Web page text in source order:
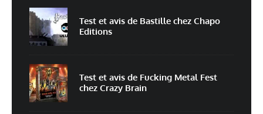
Enregistrer mon nom, mon e-mail et mon site dans le navigateur pour
mon prochain commentaire.
Prévenez-moi de tous les nouveaux commentaires par e-mail.
Prévenez-moi de tous les nouveaux articles par e-mail.
Test et avis de Bastille chez Chapo
Editions
Test et avis de Fucking Metal Fest
chez Crazy Brain